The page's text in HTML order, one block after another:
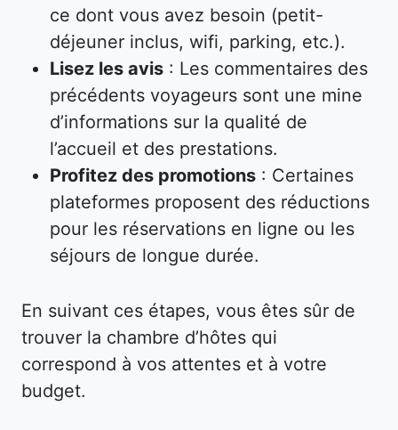
ce dont vous avez besoin (petit-
déjeuner inclus, wifi, parking, etc.).
Lisez les avis : Les commentaires des
précédents voyageurs sont une mine
d’informations sur la qualité de
l’accueil et des prestations.
Profitez des promotions : Certaines
plateformes proposent des réductions
pour les réservations en ligne ou les
séjours de longue durée.
En suivant ces étapes, vous êtes sûr de
trouver la chambre d’hôtes qui
correspond à vos attentes et à votre
budget.